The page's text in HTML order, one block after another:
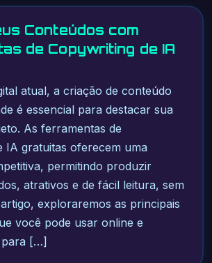
Conteúdos com
de Copywriting de IA
atual, a criação de conteúdo
é essencial para destacar sua
As ferramentas de
IA gratuitas oferecem uma
permitindo produzir
atrativos e de fácil leitura, sem
exploraremos as principais
você pode usar online e
para […]